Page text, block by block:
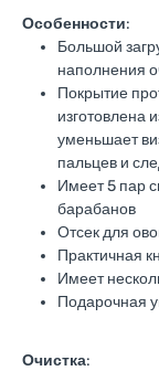
Особенности:
Большой
наполнения
Покрытие
изготовлена
уменьшает
пальцев и
Имеет 5 пар
барабанов
Отсек для
Практичная
Имеет
Подарочная
Очистка: